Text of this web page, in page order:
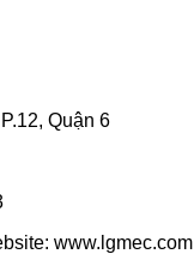
Quận 6
www.lgmec.com